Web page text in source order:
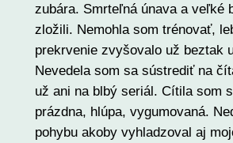
zubára. Smrteľná únava a veľké
zložili. Nemohla som trénovať,
prekrvenie zvyšovalo už beztak
Nevedela som sa sústrediť na
už ani na blbý seriál. Cítila som
prázdna, hlúpa, vygumovaná.
pohybu akoby vyhladzoval aj